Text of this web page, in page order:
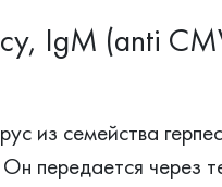
IgM (anti
из семейства
передается через